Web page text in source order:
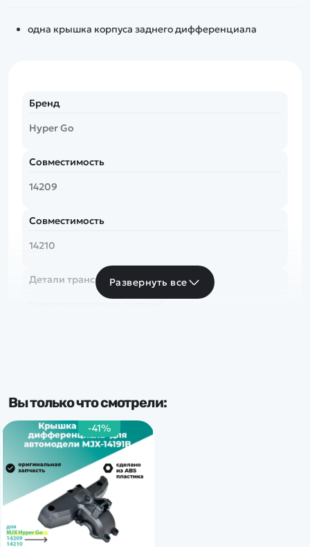
одна крышка корпуса заднего дифференциала
Бренд
Hyper Go
Совместимость
14209
Совместимость
14210
Детали трансмиссииРазвернуть все
Вы только что смотрели:
-41%